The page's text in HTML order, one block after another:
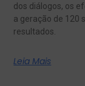
dos diálogos, os
a geração de 120
resultados.
Leia Mais